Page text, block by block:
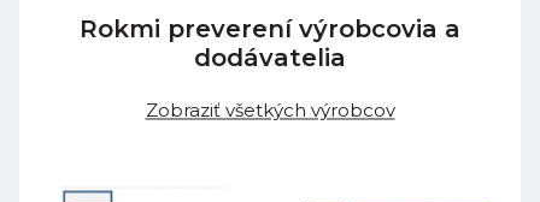
Rokmi preverení výrobcovia a
dodávatelia
Zobraziť všetkých výrobcov